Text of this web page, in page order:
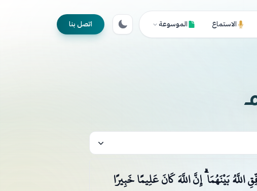
الاستماع الموسوعة اتصل بنا
بَيْنَهُمَا ۗ إِنَّ اللَّهَ كَانَ عَلِيمًا خَبِيرًا